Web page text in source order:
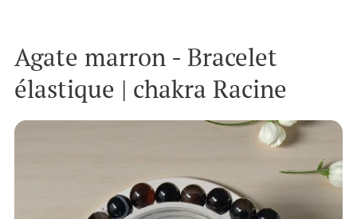
Agate marron - Bracelet
élastique | chakra Racine